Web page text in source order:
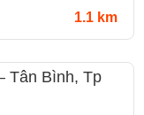
1.1 km
Tân Bình, Tp